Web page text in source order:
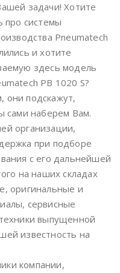
задачи! Хотите
про системы
Pneumatech
и хотите
здесь модель
PB 1020 S?
подскажут,
сами наберем Вам.
организации,
при подборе
с его дальнейшей
на наших складах
оригинальные и
сервисные
выпущенной
известность на
компании,